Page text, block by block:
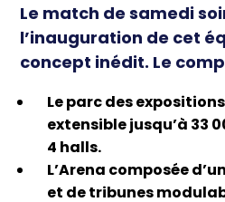
Le match de samedi
l’inauguration de cet
concept inédit. Le
Le parc des expositions
extensible jusqu’à 33
4 halls.
L’Arena composée
et de tribunes